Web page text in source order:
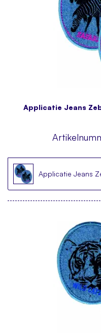
Applicatie Jeans
Applicatie Jeans